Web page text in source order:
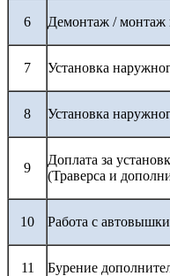
6 Демонтаж / монтаж
7 Установка
8 Установка
9
Доплата за
(Траверса и
10 Работа с автовышки
11 Бурение